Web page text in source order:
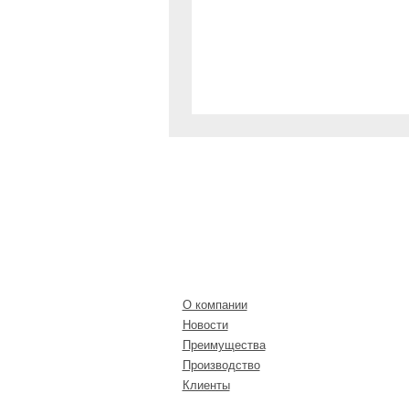
О компании
Новости
Преимущества
Производство
Клиенты